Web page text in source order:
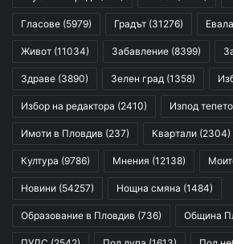
Гласове (5979) Градът (31276) Евала
Живот (11034) Забавление (8399)
Здраве (3890) Зелен град (1358)
Избор на редактора (2410) Изпод тепето
Имоти в Пловдив (237) Квартали (2304)
Култура (9786) Мнения (12138)
Новини (54257) Нощна смяна (1484)
Образование в Пловдив (736) Община